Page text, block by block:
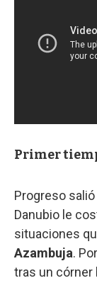
Primer
Progreso
Danubio le
situaciones
Azambuja.
tras un córner